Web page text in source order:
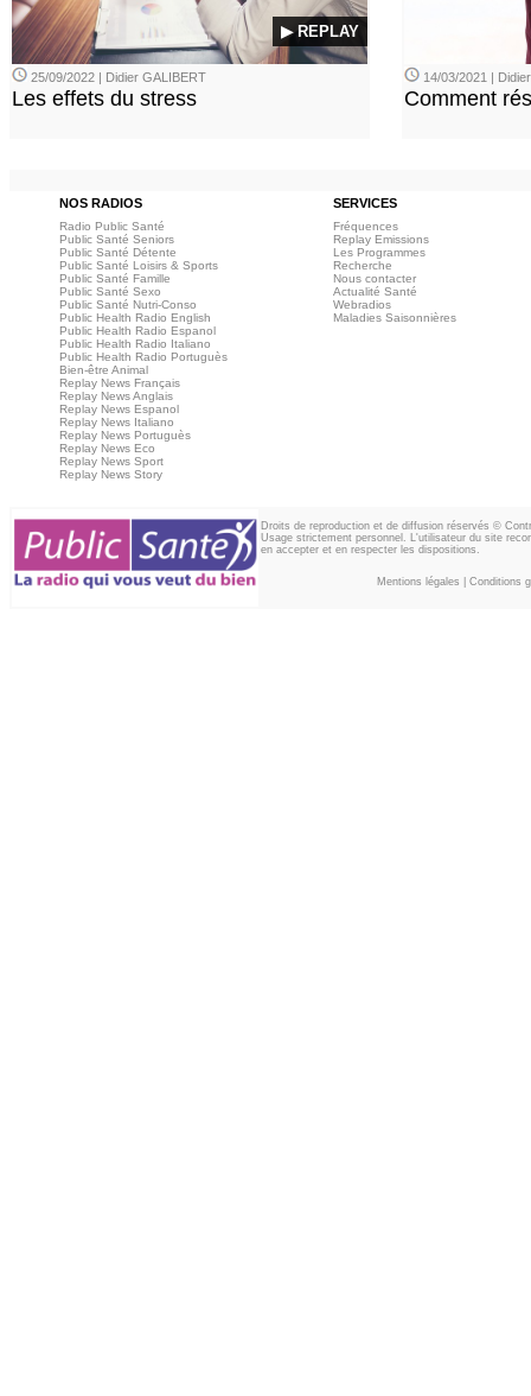
▶ REPLAY
25/09/2022 | Didier GALIBERT
Les effets du stress
14/03/2021 |
Comment
NOS RADIOS SERVICES
Radio Public Santé
Public Santé Seniors
Public Santé Détente
Public Santé Loisirs & Sports
Public Santé Famille
Public Santé Sexo
Public Santé Nutri-Conso
Public Health Radio English
Public Health Radio Espanol
Public Health Radio Italiano
Public Health Radio Portuguès
Bien-être Animal
Replay News Français
Replay News Anglais
Replay News Espanol
Replay News Italiano
Replay News Portuguès
Replay News Eco
Replay News Sport
Replay News Story
Fréquences
Replay Emissions
Les Programmes
Recherche
Nous contacter
Actualité Santé
Webradios
Maladies Saisonnières
Droits de reproduction et de diffusion réservés ©
Usage strictement personnel. L'utilisateur du site
en accepter et en respecter les dispositions.
Mentions légales Conditions